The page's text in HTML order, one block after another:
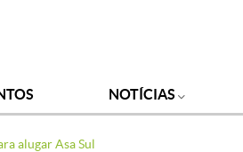
NOTÍCIAS
alugar Asa Sul